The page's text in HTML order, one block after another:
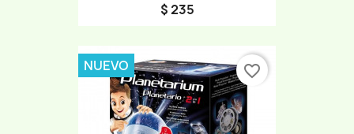
$ 235
NUEVO favorite_border